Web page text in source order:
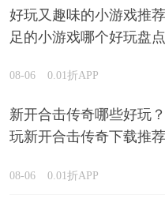
好玩又趣味的小游戏推
足的小游戏哪个好玩盘点
08-06 0.01折APP
新开合击传奇哪些好玩
玩新开合击传奇下载推荐
08-06 0.01折APP